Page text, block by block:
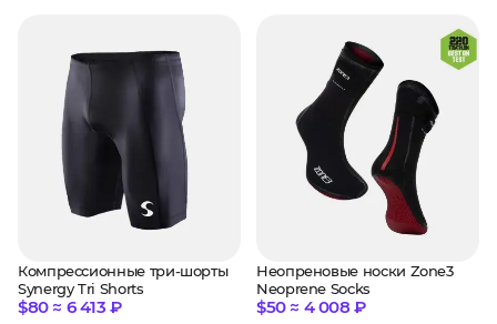
Компрессионные три-шорты
Synergy Tri Shorts
$80 ≈ 6 413 ₽
Неопреновые носки Zone3
Neoprene Socks
$50 ≈ 4 008 ₽